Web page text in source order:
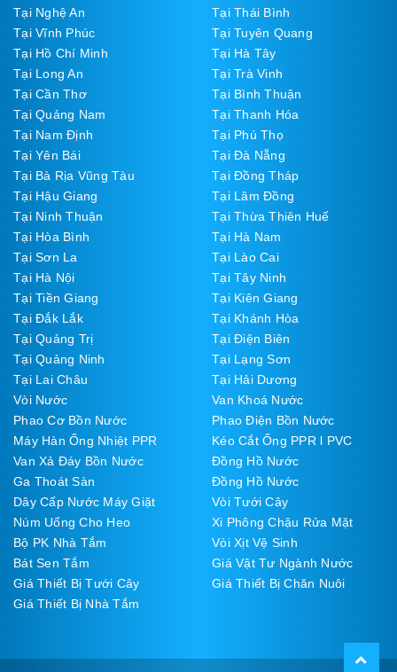
Tại Nghệ An
Tại Thái Bình
Tại Vĩnh Phúc
Tại Tuyên Quang
Tại Hồ Chí Minh
Tại Hà Tây
Tại Long An
Tại Trà Vinh
Tại Cần Thơ
Tại Bình Thuận
Tại Quảng Nam
Tại Thanh Hóa
Tại Nam Định
Tại Phú Thọ
Tại Yên Bái
Tại Đà Nẵng
Tại Bà Rịa Vũng Tàu
Tại Đồng Tháp
Tại Hậu Giang
Tại Lâm Đồng
Tại Ninh Thuận
Tại Thừa Thiên Huế
Tại Hòa Bình
Tại Hà Nam
Tại Sơn La
Tại Lào Cai
Tại Hà Nội
Tại Tây Ninh
Tại Tiền Giang
Tại Kiên Giang
Tại Đắk Lắk
Tại Khánh Hòa
Tại Quảng Trị
Tại Điện Biên
Tại Quảng Ninh
Tại Lạng Sơn
Tại Lai Châu
Tại Hải Dương
Vòi Nước
Van Khoá Nước
Phao Cơ Bồn Nước
Phao Điện Bồn Nước
Máy Hàn Ống Nhiệt PPR
Kéo Cắt Ống PPR l PVC
Van Xả Đáy Bồn Nước
Đồng Hồ Nước
Ga Thoát Sàn
Đồng Hồ Nước
Dây Cấp Nước Máy Giặt
Vòi Tưới Cây
Núm Uống Cho Heo
Xi Phông Chậu Rửa Mặt
Bộ PK Nhà Tắm
Vòi Xịt Vệ Sinh
Bát Sen Tắm
Giá Vật Tư Ngành Nước
Giá Thiết Bị Tưới Cây
Giá Thiết Bị Chăn Nuôi
Giá Thiết Bị Nhà Tắm